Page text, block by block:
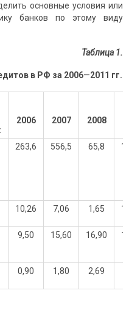
основные условия или
банков по этому виду
Таблица 1.
в РФ за 2006—2011 гг.
2006 2007 2008
263,6 556,5 65,8
10,26 7,06 1,65
9,50 15,60 16,90
0,90 1,80 2,69